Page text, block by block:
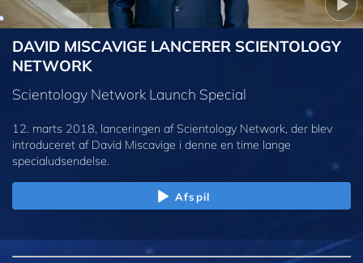
DAVID MISCAVIGE LANCERER SCIENTOLOGY
NETWORK
Scientology Network Launch Special
12. marts 2018, lanceringen af Scientology Network, der blev
introduceret af David Miscavige i denne en time lange
specialudsendelse.
Afspil